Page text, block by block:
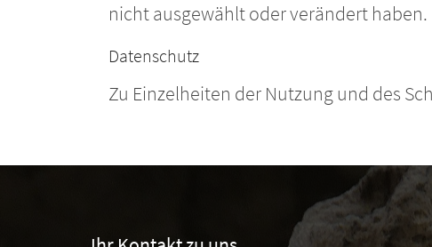
nicht ausgewählt oder verändert haben.
Datenschutz
Zu Einzelheiten der Nutzung und des